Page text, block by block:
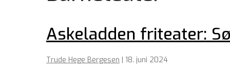
Askeladden friteater:
Trude Hege Bergesen | 18. juni 2024